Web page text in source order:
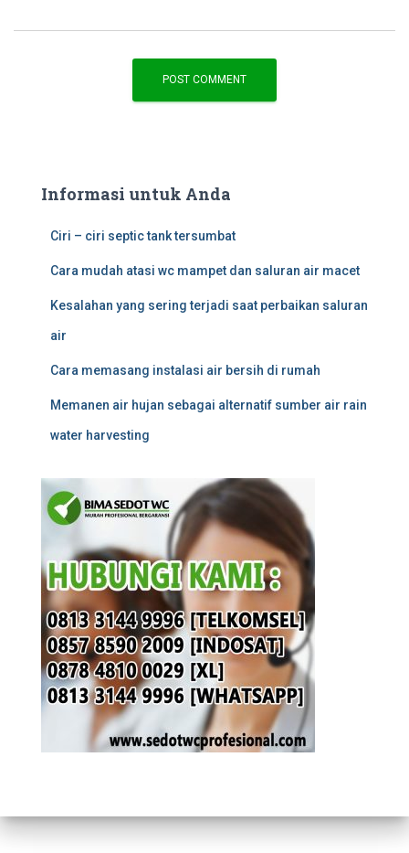
Informasi untuk Anda
Ciri – ciri septic tank tersumbat
Cara mudah atasi wc mampet dan saluran air macet
Kesalahan yang sering terjadi saat perbaikan saluran
air
Cara memasang instalasi air bersih di rumah
Memanen air hujan sebagai alternatif sumber air rain
water harvesting